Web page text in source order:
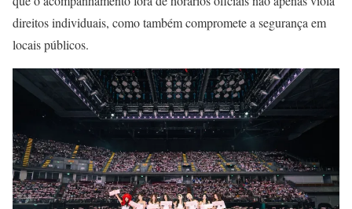
direitos individuais, como também compromete a segurança em
locais públicos.